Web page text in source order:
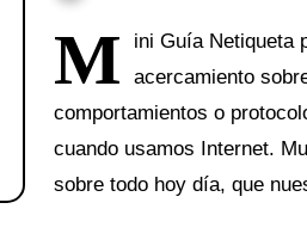
M
ini Guía Netiqueta
acercamiento
comportamientos o
cuando usamos Internet.
sobre todo hoy día, que